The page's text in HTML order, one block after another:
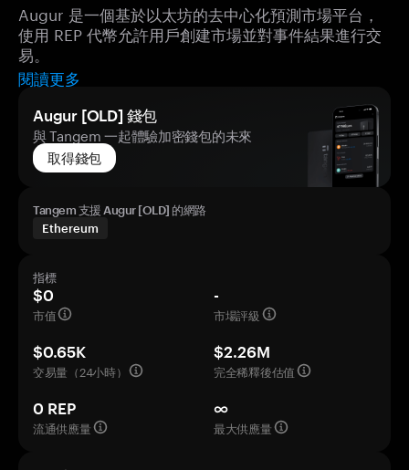
Augur 是一個基於以太坊的去中心化預測市場平台，
使用 REP 代幣允許用戶創建市場並對事件結果進行交
易。
閱讀更多
Augur [OLD] 錢包
與 Tangem 一起體驗加密錢包的未來
取得錢包
Tangem 支援 Augur [OLD] 的網路
Ethereum
指標
$0
市值
-
市場評級
$0.65K
交易量（24小時）
$2.26M
完全稀釋後估值
0 REP
流通供應量
∞
最大供應量